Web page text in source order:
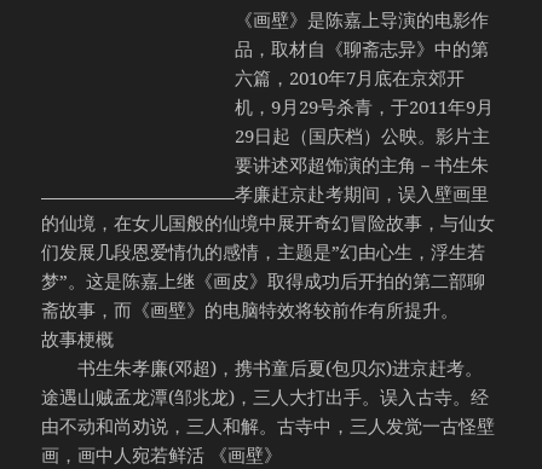
《画壁》是陈嘉上导演的电影作
品，取材自《聊斋志异》中的第
六篇，2010年7月底在京郊开
机，9月29号杀青，于2011年9月
29日起（国庆档）公映。影片主
要讲述邓超饰演的主角－书生朱
孝廉赶京赴考期间，误入壁画里
的仙境，在女儿国般的仙境中展开奇幻冒险故事，与仙女
们发展几段恩爱情仇的感情，主题是”幻由心生，浮生若
梦”。这是陈嘉上继《画皮》取得成功后开拍的第二部聊
斋故事，而《画壁》的电脑特效将较前作有所提升。
故事梗概
书生朱孝廉(邓超)，携书童后夏(包贝尔)进京赶考。
途遇山贼孟龙潭(邹兆龙)，三人大打出手。误入古寺。经
由不动和尚劝说，三人和解。古寺中，三人发觉一古怪壁
画，画中人宛若鲜活 《画壁》